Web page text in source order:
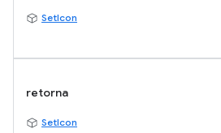
SetIcon
retorna
SetIcon